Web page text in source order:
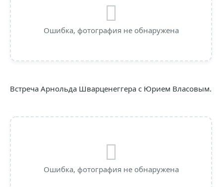
Ошибка, фотография не обнаружена
Встреча Арнольда Шварценеггера с Юрием Власовым.
Ошибка, фотография не обнаружена